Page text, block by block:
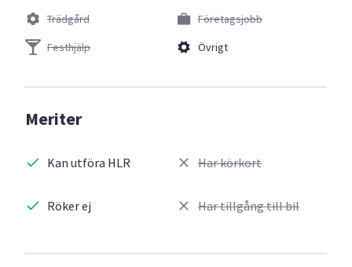
Trädgård
Festhjälp
Företagsjobb
Övrigt
Meriter
Kan utföra HLR
Röker ej
Har körkort
Har tillgång till bil